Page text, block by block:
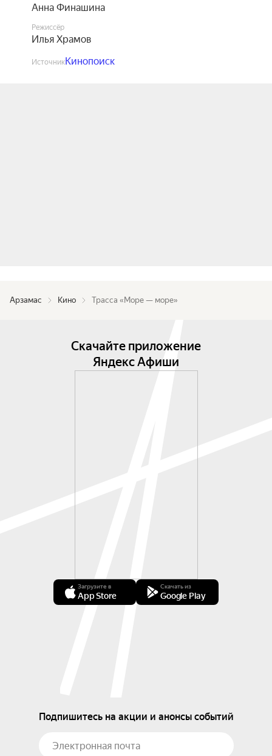
Анна Финашина
Режиссёр
Илья Храмов
ИсточникКинопоиск
Арзамас Кино Трасса «Море — море»
Скачайте приложение
Яндекс Афиши
Загрузите в
App Store
Скачать из
Google Play
Подпишитесь на акции и анонсы событий